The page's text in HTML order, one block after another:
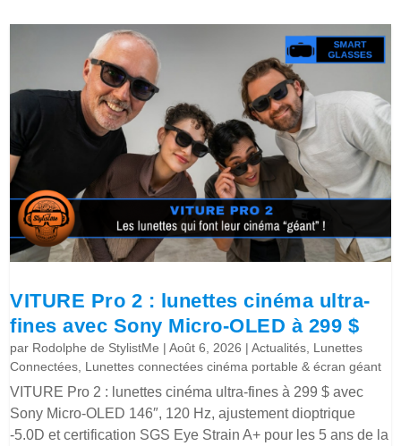
VITURE Pro 2 : lunettes cinéma ultra-
fines avec Sony Micro-OLED à 299 $
par Rodolphe de StylistMe |Août 6, 2026 |Actualités Lunettes
Connectées Lunettes connectées cinéma portable & écran géant
VITURE Pro 2 : lunettes cinéma ultra-fines à 299 $ avec
Sony Micro-OLED 146″, 120 Hz, ajustement dioptrique
-5.0D et certification SGS Eye Strain A+ pour les 5 ans de la